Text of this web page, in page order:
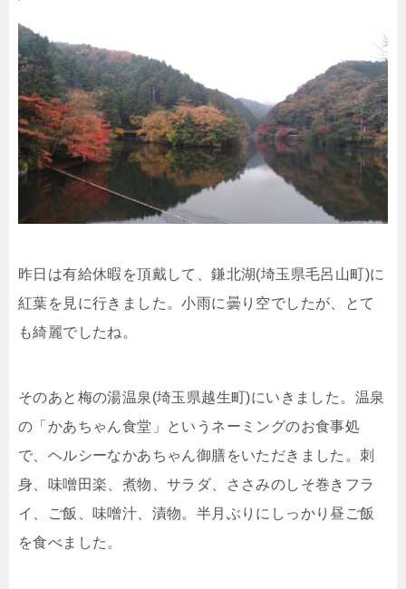
昨日は有給休暇を頂戴して、鎌北湖(埼玉県毛呂山町)に
紅葉を見に行きました。小雨に曇り空でしたが、とて
も綺麗でしたね。
そのあと梅の湯温泉(埼玉県越生町)にいきました。温泉
の「かあちゃん食堂」というネーミングのお食事処
で、ヘルシーなかあちゃん御膳をいただきました。刺
身、味噌田楽、煮物、サラダ、ささみのしそ巻きフラ
イ、ご飯、味噌汁、漬物。半月ぶりにしっかり昼ご飯
を食べました。